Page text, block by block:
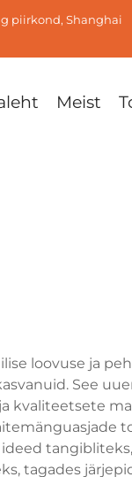
piirkond, Shanghai
Meist
loovuse ja
See
kvaliteetsete
tagades